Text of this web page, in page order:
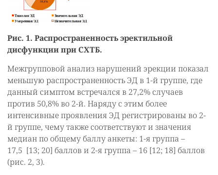
Рис. 1. Распространенность эректильной
дисфункции при СХТБ.
Межгрупповой анализ нарушений эрекции показал
меньшую распространенность ЭД в 1-й группе, где
данный симптом встречался в 27,2% случаев
против 50,8% во 2-й. Наряду с этим более
интенсивные проявления ЭД регистрированы во 2-
й группе, чему также соответствуют и значения
медиан по общему баллу анкеты: 1-я группа –
17,5 [13; 20] баллов и 2-я группа – 16 [12; 18] баллов
(рис. 2, 3).